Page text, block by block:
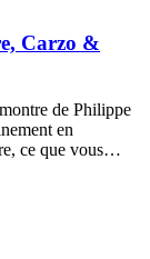
Carzo &
de Philippe
en
ce que vous…